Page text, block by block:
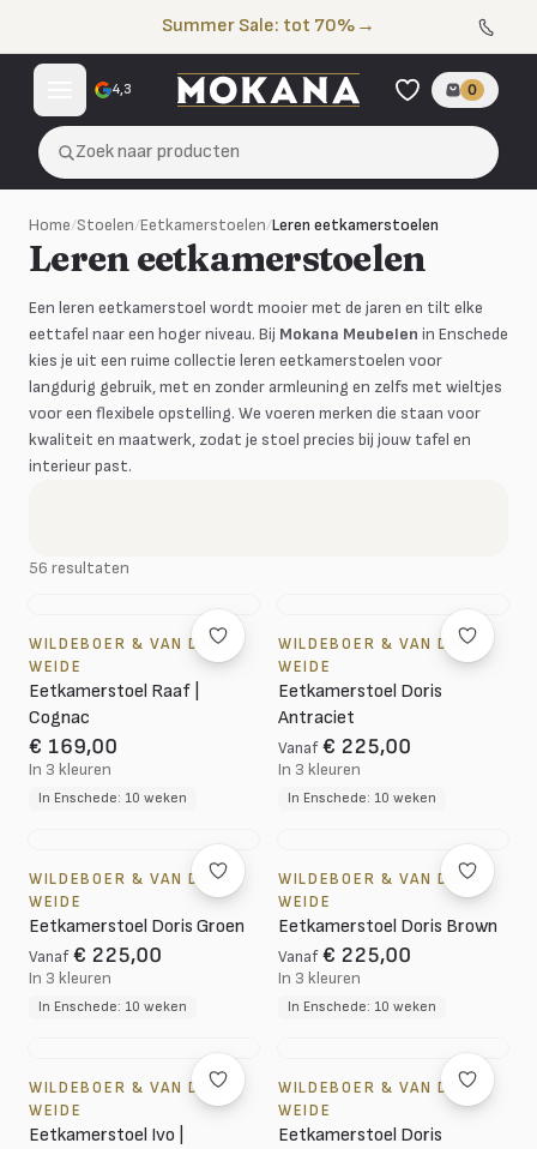
Summer Sale: tot 70% →
4,3 0
Zoek naar producten
Home/Stoelen/Eetkamerstoelen/Leren eetkamerstoelen
Leren eetkamerstoelen
Een leren eetkamerstoel wordt mooier met de jaren en tilt elke
eettafel naar een hoger niveau. Bij Mokana Meubelen in Enschede
kies je uit een ruime collectie leren eetkamerstoelen voor
langdurig gebruik, met en zonder armleuning en zelfs met wieltjes
voor een flexibele opstelling. We voeren merken die staan voor
kwaliteit en maatwerk, zodat je stoel precies bij jouw tafel en
interieur past.
56 resultaten
WILDEBOER & VAN DER
WEIDE
Eetkamerstoel Raaf |
Cognac
€ 169,00
In 3 kleuren
In Enschede: 10 weken
WILDEBOER & VAN DER
WEIDE
Eetkamerstoel Doris
Antraciet
Vanaf € 225,00
In 3 kleuren
In Enschede: 10 weken
WILDEBOER & VAN DER
WEIDE
Eetkamerstoel Doris Groen
Vanaf € 225,00
In 3 kleuren
In Enschede: 10 weken
WILDEBOER & VAN DER
WEIDE
Eetkamerstoel Doris Brown
Vanaf € 225,00
In 3 kleuren
In Enschede: 10 weken
WILDEBOER & VAN DER
WEIDE
Eetkamerstoel Ivo |
WILDEBOER & VAN DER
WEIDE
Eetkamerstoel Doris